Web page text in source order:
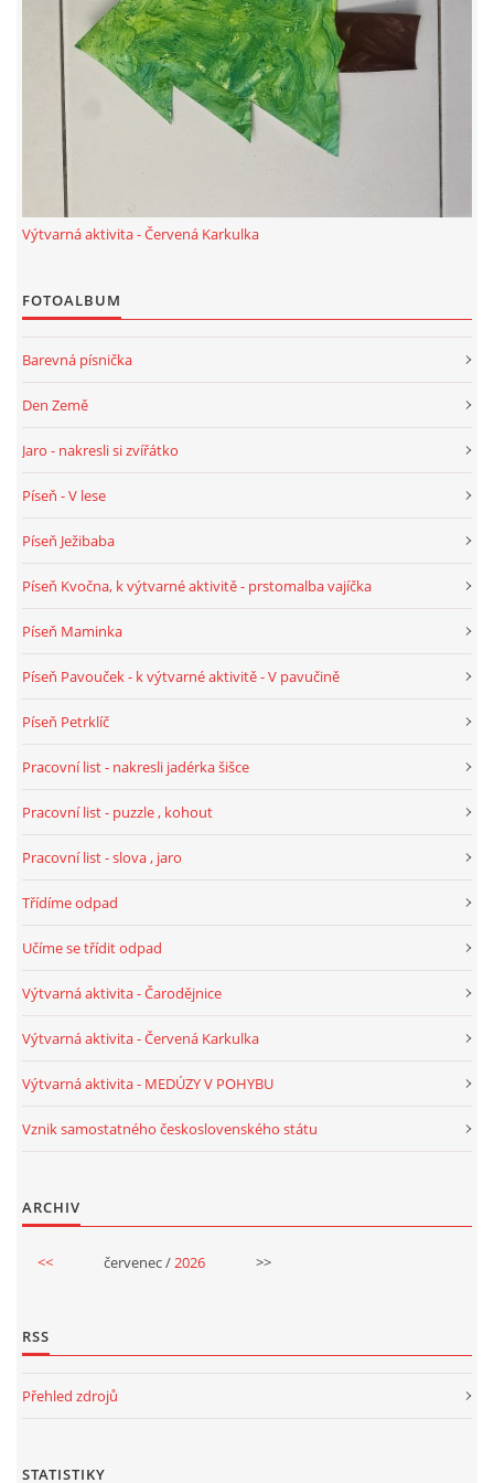
HALLOWEEN
DUŠIČKY
SVATÝ MARTIN
MIKULÁŠ, ČERTI
VELIKONOCE
SVĚTOVÝ DEN VODY 22. BŘEZEN
KREATIVNÍ OVOCNÉ A ZELENINOVÉ MLSÁNÍ
RECENZE NA HRAČKY
MIKULÁŠSKÁ NADÍLKA
UČTE DĚTI PROŽITKEM
SENZORY PLAY
DOPORUČUJI
POLYTECHNICKÉ ČINNOSTI
PORTFÓLIO DÍTĚTE
MOTIVAČNÍ CITÁTY PRO UČITELE
POKUSY
Výtvarná aktivita - Červená Karkulka
FOTOALBUM
Barevná písnička
Den Země
Jaro - nakresli si zvířátko
Píseň - V lese
Píseň Ježibaba
Píseň Kvočna, k výtvarné aktivitě - prstomalba vajíčka
Píseň Maminka
Píseň Pavouček - k výtvarné aktivitě - V pavučině
Píseň Petrklíč
Pracovní list - nakresli jadérka šišce
Pracovní list - puzzle , kohout
Pracovní list - slova , jaro
Třídíme odpad
Učíme se třídit odpad
Výtvarná aktivita - Čarodějnice
Výtvarná aktivita - Červená Karkulka
Výtvarná aktivita - MEDÚZY V POHYBU
Vznik samostatného československého státu
ARCHIV
<< červenec /2026 >>
RSS
Přehled zdrojů
STATISTIKY